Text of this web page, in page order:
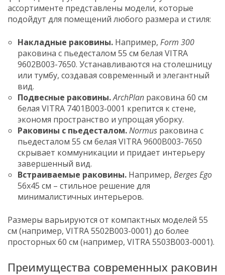
ассортименте представлены модели, которые
подойдут для помещений любого размера и стиля:
Накладные раковины. Например, Form 300
раковина с пьедесталом 55 см белая VITRA
9602B003-7650. Устанавливаются на столешницу
или тумбу, создавая современный и элегантный
вид.
Подвесные раковины.ArchPlan раковина 60 см
белая VITRA 7401B003-0001 крепится к стене,
экономя пространство и упрощая уборку.
Раковины с пьедесталом.Normus раковина с
пьедесталом 55 см белая VITRA 9600B003-7650
скрывает коммуникации и придает интерьеру
завершенный вид.
Встраиваемые раковины. Например, Berges Ego
56x45 см – стильное решение для
минималистичных интерьеров.
Размеры варьируются от компактных моделей 55
см (например, VITRA 5502B003-0001) до более
просторных 60 см (например, VITRA 5503B003-0001).
Преимущества современных раковин